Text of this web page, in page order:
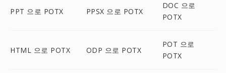
PPT 으로 POTX PPSX 으로 POTX
DOC 으로
POTX
HTML 으로 POTX ODP 으로 POTX
POT 으로
POTX